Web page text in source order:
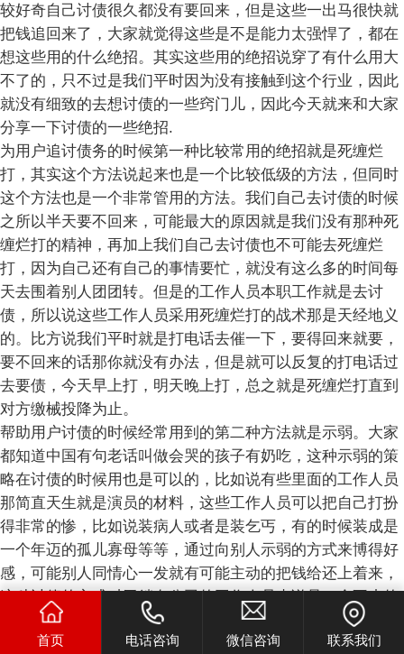
较好奇自己讨债很久都没有要回来，但是这些一出马很快就
把钱追回来了，大家就觉得这些是不是能力太强悍了，都在
想这些用的什么绝招。其实这些用的绝招说穿了有什么用大
不了的，只不过是我们平时因为没有接触到这个行业，因此
就没有细致的去想讨债的一些窍门儿，因此今天就来和大家
分享一下讨债的一些绝招.
为用户追讨债务的时候第一种比较常用的绝招就是死缠烂
打，其实这个方法说起来也是一个比较低级的方法，但同时
这个方法也是一个非常管用的方法。我们自己去讨债的时候
之所以半天要不回来，可能最大的原因就是我们没有那种死
缠烂打的精神，再加上我们自己去讨债也不可能去死缠烂
打，因为自己还有自己的事情要忙，就没有这么多的时间每
天去围着别人团团转。但是的工作人员本职工作就是去讨
债，所以说这些工作人员采用死缠烂打的战术那是天经地义
的。比方说我们平时就是打电话去催一下，要得回来就要，
要不回来的话那你就没有办法，但是就可以反复的打电话过
去要债，今天早上打，明天晚上打，总之就是死缠烂打直到
对方缴械投降为止。
帮助用户讨债的时候经常用到的第二种方法就是示弱。大家
都知道中国有句老话叫做会哭的孩子有奶吃，这种示弱的策
略在讨债的时候用也是可以的，比如说有些里面的工作人员
那简直天生就是演员的材料，这些工作人员可以把自己打扮
得非常的惨，比如说装病人或者是装乞丐，有的时候装成是
一个年迈的孤儿寡母等等，通过向别人示弱的方式来博得好
感，可能别人同情心一发就有可能主动的把钱给还上着来，
这种讨债的方式对于躺在公司的工作人员来说是一个不小的
考验，因为如果你不是一个在演艺方面有天赋的人的话，那
么你的示弱就很有可能被别人看穿，到时候债要不回来还遭
首页 电话咨询 微信咨询 联系我们